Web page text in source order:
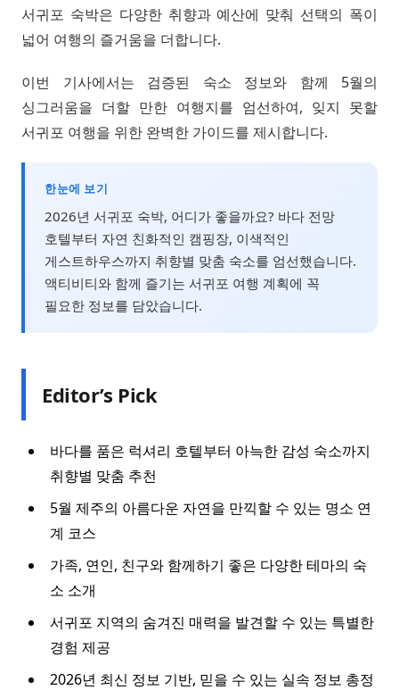
서귀포 숙박은 다양한 취향과 예산에 맞춰 선택의 폭이
넓어 여행의 즐거움을 더합니다.
이번 기사에서는 검증된 숙소 정보와 함께 5월의
싱그러움을 더할 만한 여행지를 엄선하여, 잊지 못할
서귀포 여행을 위한 완벽한 가이드를 제시합니다.
한눈에 보기
2026년 서귀포 숙박, 어디가 좋을까요? 바다 전망
호텔부터 자연 친화적인 캠핑장, 이색적인
게스트하우스까지 취향별 맞춤 숙소를 엄선했습니다.
액티비티와 함께 즐기는 서귀포 여행 계획에 꼭
필요한 정보를 담았습니다.
Editor’s Pick
바다를 품은 럭셔리 호텔부터 아늑한 감성 숙소까지
취향별 맞춤 추천
5월 제주의 아름다운 자연을 만끽할 수 있는 명소 연
계 코스
가족, 연인, 친구와 함께하기 좋은 다양한 테마의 숙
소 소개
서귀포 지역의 숨겨진 매력을 발견할 수 있는 특별한
경험 제공
2026년 최신 정보 기반, 믿을 수 있는 실속 정보 총정